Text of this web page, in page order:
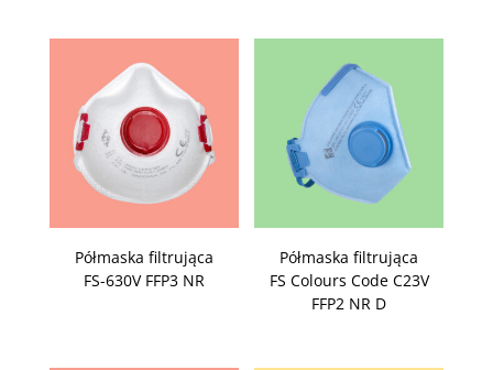
Półmaska filtrująca
FS-630V FFP3 NR
Półmaska filtrująca
FS Colours Code C23V
FFP2 NR D